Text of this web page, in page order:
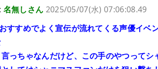
名無しさん 2025/05/07(水) 07:06:08.49
すすめでよく宣伝が流れてくる声優イ
っちゃなんだけど、この手のやつって